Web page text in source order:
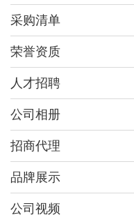
采购清单
荣誉资质
人才招聘
公司相册
招商代理
品牌展示
公司视频